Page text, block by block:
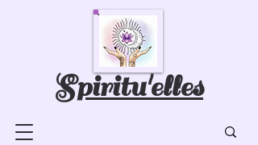
Spiritu'elles